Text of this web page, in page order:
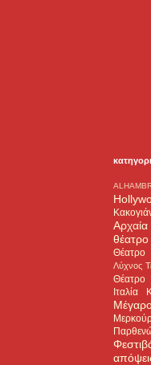
θέατρο
Θέατρο
Λύχνος
Ιταλία